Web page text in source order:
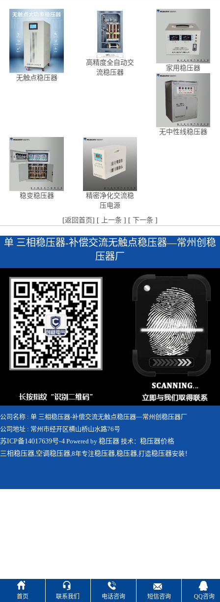
无触点稳压器
高精度全自动交
流稳压器
家用稳压器
无中性线稳压器
稳变稳压器
精密净化交流稳
压电源
[返回首页] [ 上一条 ] [ 下一条 ]
单 三相稳压器-补偿交流无触点稳压器—常州创稳
压器厂
公司名称 : 单 三相稳压器-补偿交流无触点稳压器—常州创稳压器厂
公司地址 : 常州市经开区横山桥山水路76号
苏ICP备14017639号-4 Powered by 稳压器 技术： 稳压器价格
三相稳压器 空调稳压器 ,8年专注稳压器 稳压器 ,打造稳压器安装！

首页

联系我们

电话咨询

短信咨询

QQ咨询